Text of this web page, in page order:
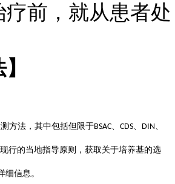
前，就从患者处
方法，其中包括但限于BSAC、 CDS、 DIN、
行的当地指导原则，获取关于培养基的选
细信息。